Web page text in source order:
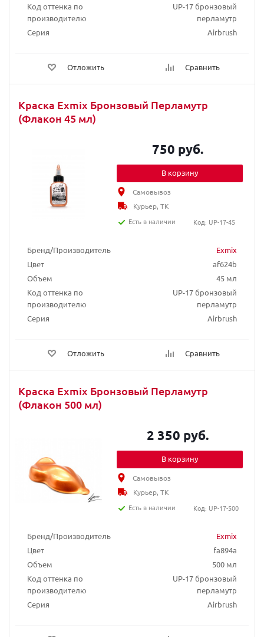
Код оттенка по
производителю
UP-17 бронзовый
перламутр
Серия
Airbrush
Отложить Сравнить
Краска Exmix Бронзовый Перламутр
(Флакон 45 мл)
Бренд/Производитель
Exmix
Цвет
af624b
Объем
45 мл
Код оттенка по
производителю
UP-17 бронзовый
перламутр
Серия
Airbrush
Отложить Сравнить
750 руб.
В корзину
Самовывоз
Курьер, ТК
Есть в наличии
Код: UP-17-45
Краска Exmix Бронзовый Перламутр
(Флакон 500 мл)
Бренд/Производитель
Exmix
Цвет
fa894a
Объем
500 мл
Код оттенка по
производителю
UP-17 бронзовый
перламутр
Серия
Airbrush
2 350 руб.
В корзину
Самовывоз
Курьер, ТК
Есть в наличии
Код: UP-17-500